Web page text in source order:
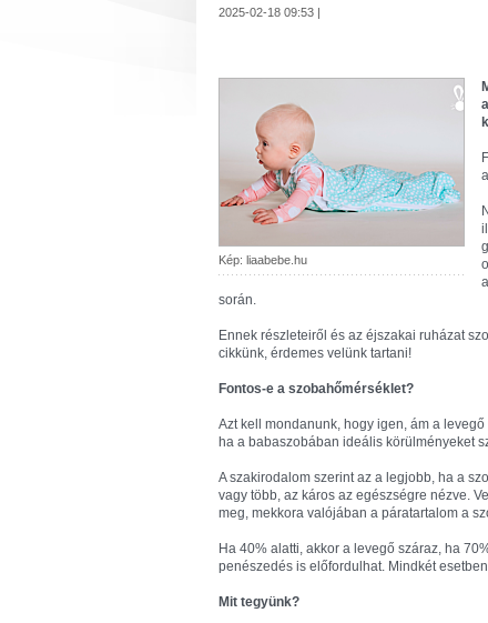
2025-02-18 09:53 |
Kép: liaabebe.hu
a
során.
Ennek részleteiről és az éjszakai ruházat
cikkünk, érdemes velünk tartani!
Fontos-e a szobahőmérséklet?
Azt kell mondanunk, hogy igen, ám a
ha a babaszobában ideális körülményeket
A szakirodalom szerint az a legjobb, ha a
vagy több, az káros az egészségre nézve.
meg, mekkora valójában a páratartalom a
Ha 40% alatti, akkor a levegő száraz, ha
penészedés is előfordulhat. Mindkét
Mit tegyünk?